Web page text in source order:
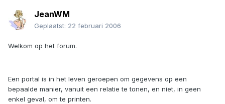
JeanWM
Geplaatst: 22 februari 2006
Welkom op het forum.
Een portal is in het leven geroepen om gegevens op een
bepaalde manier, vanuit een relatie te tonen, en niet, in geen
enkel geval, om te printen.